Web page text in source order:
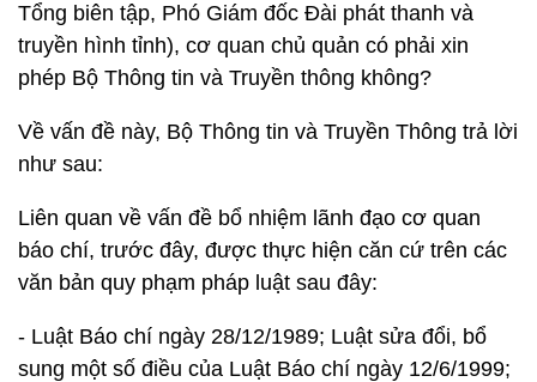
Tổng biên tập, Phó Giám đốc Đài phát thanh và
truyền hình tỉnh), cơ quan chủ quản có phải xin
phép Bộ Thông tin và Truyền thông không?
Về vấn đề này, Bộ Thông tin và Truyền Thông trả lời
như sau:
Liên quan về vấn đề bổ nhiệm lãnh đạo cơ quan
báo chí, trước đây, được thực hiện căn cứ trên các
văn bản quy phạm pháp luật sau đây:
- Luật Báo chí ngày 28/12/1989; Luật sửa đổi, bổ
sung một số điều của Luật Báo chí ngày 12/6/1999;